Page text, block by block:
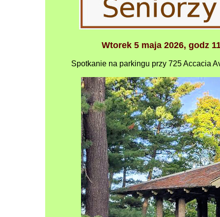
Wtorek 5 maja 2026, godz
Spotkanie na parkingu przy 725 Accacia